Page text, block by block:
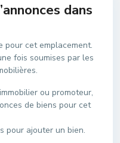
dans
pour cet emplacement.
fois soumises par les
ou promoteur,
de biens pour cet
pour ajouter un bien.